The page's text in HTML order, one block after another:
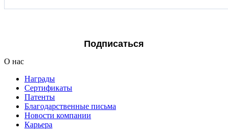
Подписаться
О нас
Награды
Сертификаты
Патенты
Благодарственные письма
Новости компании
Карьера